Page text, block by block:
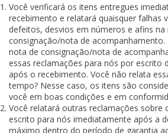
Você verificará os itens entregues
recebimento e relatará quaisquer falhas
defeitos, desvios em números e afins na
consignação/nota de acompanhamento.
nota de consignação/nota de
essas reclamações para nós por escrito
após o recebimento. Você não relata
tempo? Nesse caso, os itens são
você em boas condições e em
Você relatará outras reclamações sobre
escrito para nós imediatamente após a
máximo dentro do período de garantia